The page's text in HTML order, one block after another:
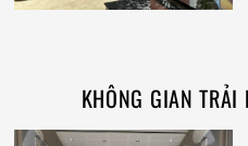
KHÔNG GIAN